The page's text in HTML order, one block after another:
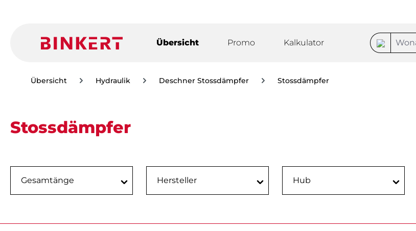
Übersicht Promo Kalkulator
Übersicht Hydraulik Deschner Stossdämpfer Stossdämpfer
Stossdämpfer
Gesamtänge Hersteller Hub